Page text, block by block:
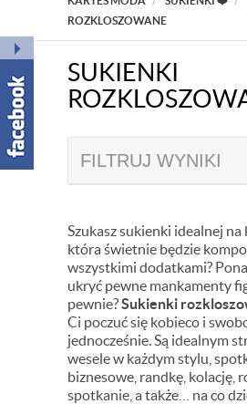
ROZKLOSZOWANE
SUKIENKI
FILTRUJ WYNIKI
Szukasz sukienki idealnej na
która świetnie będzie
wszystkimi dodatkami?
ukryć pewne mankamenty
pewnie?Sukienki
Ci poczuć się kobieco i
jednocześnie. Są idealnym
wesele w każdym stylu,
biznesowe, randkę, kolację,
spotkanie, a także… na co